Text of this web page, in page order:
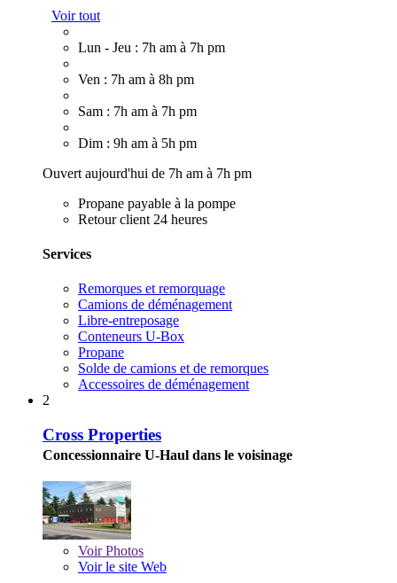
Voir tout
Lun - Jeu : 7h am à 7h pm
Ven : 7h am à 8h pm
Sam : 7h am à 7h pm
Dim : 9h am à 5h pm
Ouvert aujourd'hui de 7h am à 7h pm
Propane payable à la pompe
Retour client 24 heures
Services
Remorques et remorquage
Camions de déménagement
Libre-entreposage
Conteneurs U-Box
Propane
Solde de camions et de remorques
Accessoires de déménagement
2
Cross Properties
Concessionnaire U-Haul dans le voisinage
VoirPhotos
Voir le site Web